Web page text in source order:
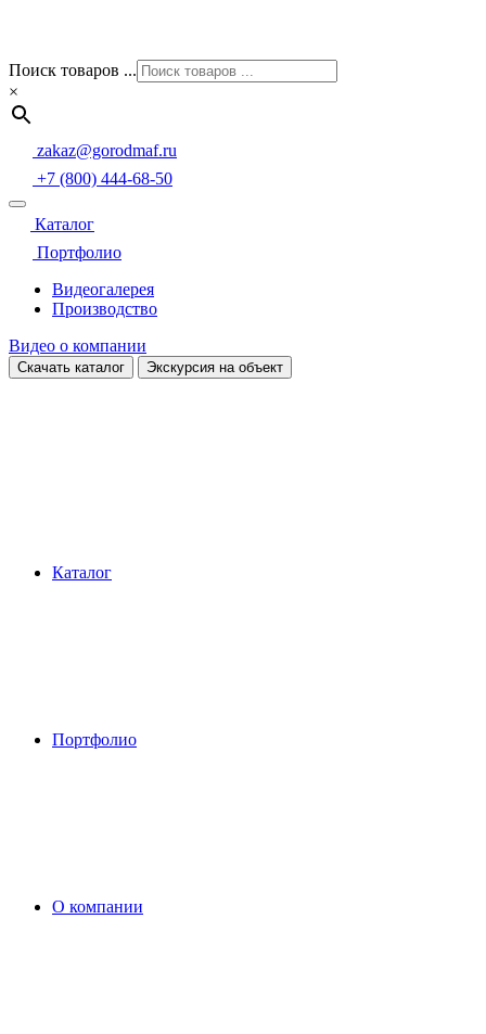
Поиск товаров ...
×
zakaz@gorodmaf.ru
+7 (800) 444-68-50
Каталог
Портфолио
Видеогалерея
Производство
Видео о компании
Скачать каталог Экскурсия на объект
Каталог
Портфолио
О компании